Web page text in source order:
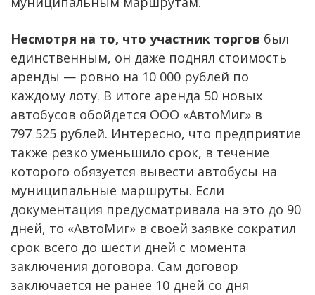
Несмотря на то, что участник торгов был
единственным, он даже поднял стоимость
аренды — ровно на 10 000 рублей по
каждому лоту. В итоге аренда 50 новых
автобусов обойдется ООО «АвтоМиг» в
797 525 рублей. Интересно, что предприятие
также резко уменьшило срок, в течение
которого обязуется вывести автобусы на
муниципальные маршруты. Если
документация предусматривала на это до 90
дней, то «АвтоМиг» в своей заявке сократил
срок всего до шести дней с момента
заключения договора. Сам договор
заключается не ранее 10 дней со дня